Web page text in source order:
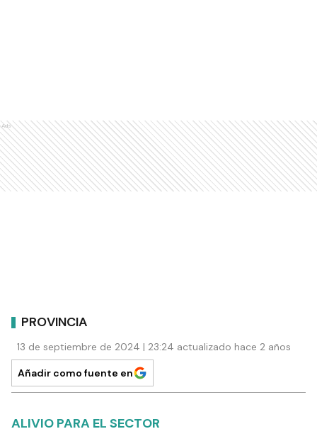
Ads
PROVINCIA
13 de septiembre de 2024 | 23:24 actualizado hace 2 años
Añadir como fuente en
ALIVIO PARA EL SECTOR